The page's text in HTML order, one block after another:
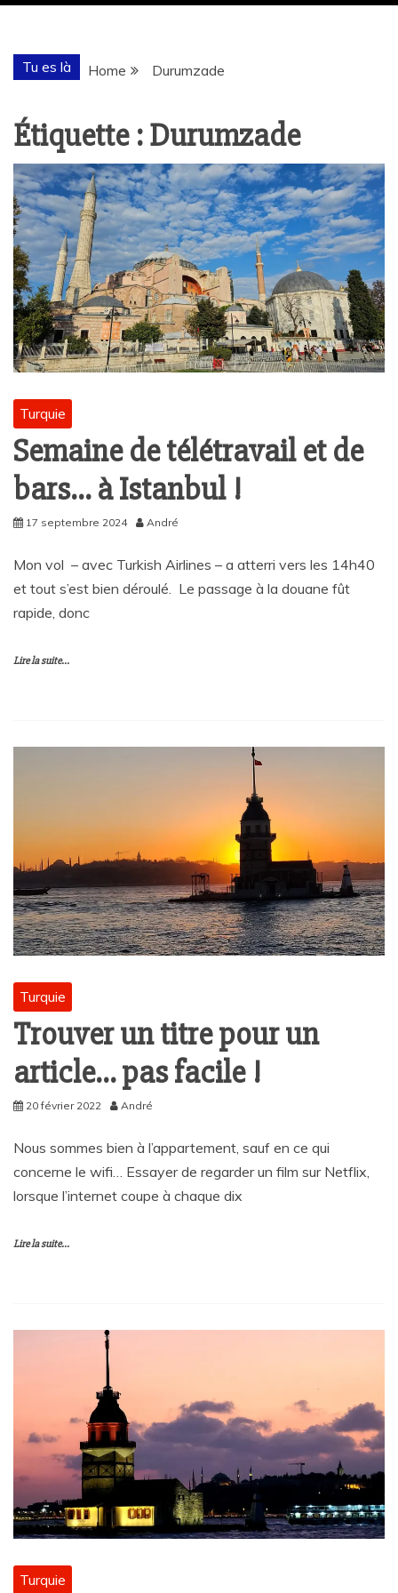
Tu es là Home Durumzade
Étiquette :Durumzade
Turquie
Semaine de télétravail et de
bars… à Istanbul !
17 septembre 2024 André
Mon vol – avec Turkish Airlines – a atterri vers les 14h40
et tout s’est bien déroulé. Le passage à la douane fût
rapide, donc
Lire la suite...
Turquie
Trouver un titre pour un
article… pas facile !
20 février 2022 André
Nous sommes bien à l’appartement, sauf en ce qui
concerne le wifi… Essayer de regarder un film sur Netflix,
lorsque l’internet coupe à chaque dix
Lire la suite...
Turquie